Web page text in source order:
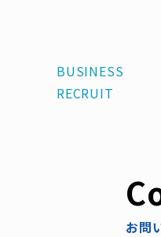
BUSINESS
RECRUIT
お問